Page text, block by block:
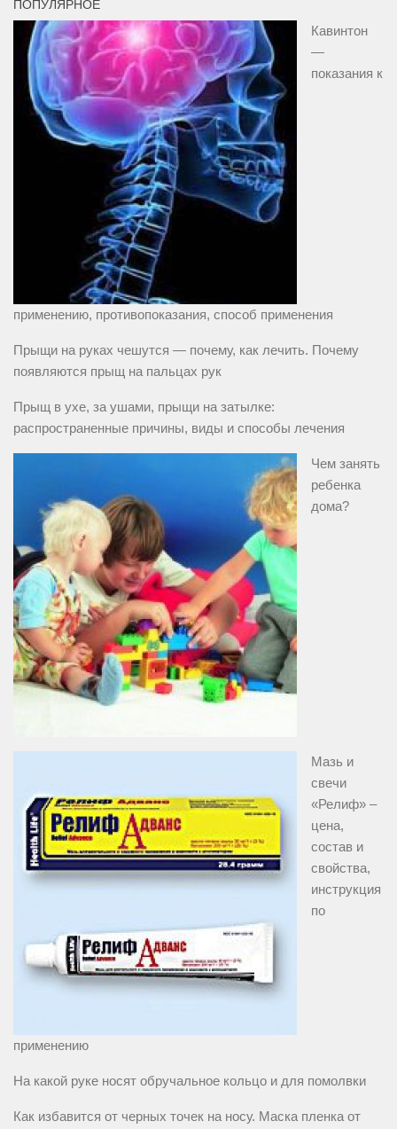
ПОПУЛЯРНОЕ
Кавинтон
—
показания к
применению, противопоказания, способ применения
Прыщи на руках чешутся — почему, как лечить. Почему
появляются прыщ на пальцах рук
Прыщ в ухе, за ушами, прыщи на затылке:
распространенные причины, виды и способы лечения
Чем занять
ребенка
дома?
Мазь и
свечи
«Релиф» –
цена,
состав и
свойства,
инструкция
по
применению
На какой руке носят обручальное кольцо и для помолвки
Как избавится от черных точек на носу. Маска пленка от